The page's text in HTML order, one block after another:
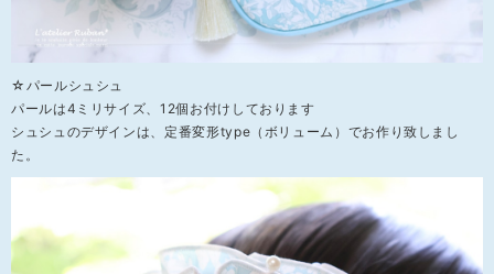
☆パールシュシュ
パールは4ミリサイズ、12個お付けしております
シュシュのデザインは、定番変形type（ボリューム）でお作り致しまし
た。